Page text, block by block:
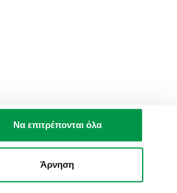
Να επιτρέπονται όλα
Άρνηση